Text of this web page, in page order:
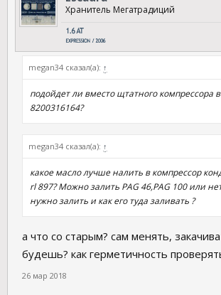
Хранитель Мегатрадиций
megan34 сказал(а): ↑
подойдет ли вместо щтатного компрессора
8200316164?
megan34 сказал(а): ↑
какое масло лучше налить в компрессор
rl 897? Можно залить PAG 46,PAG 100 или
нужно залить и как его туда заливать ?
а что со старым? сам менять,
будешь? как герметичность
26 мар 2018